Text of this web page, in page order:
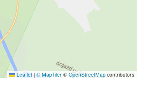
Leaflet | © MapTiler © OpenStreetMap contributors